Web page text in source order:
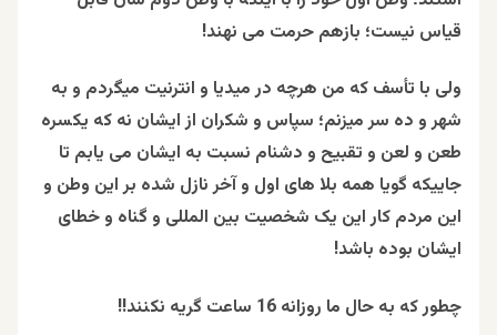
قیاس نیست؛ بازهم حرمت می نهند!
ولی با تأسف که من هرچه در میدیا و انترنیت میگردم و به
شهر و ده سر میزنم؛ سپاس و شکران از ایشان نه که یکسره
طعن و لعن و تقبیح و دشنام نسبت به ایشان می یابم تا
جاییکه گویا همه بلا های اول و آخر نازل شده بر این وطن و
این مردم کار این یک شخصیت بین المللی و گناه و خطای
ایشان بوده باشد!
چطور که به حال ما روزانه 16 ساعت گریه نکنند!!